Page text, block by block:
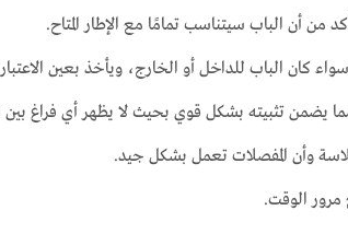
من أن الباب سيتناسب تمامًا مع الإطار المتاح.
كان الباب للداخل أو الخارج، ويأخذ بعين
يضمن تثبيته بشكل قوي بحيث لا يظهر أي فراغ بين
وأن المفصلات تعمل بشكل جيد.
مرور الوقت.